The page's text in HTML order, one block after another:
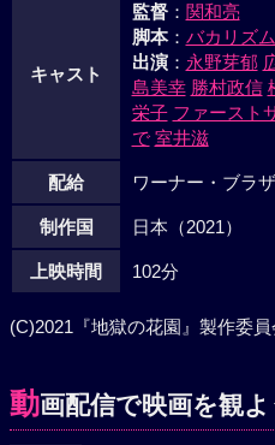
キャスト
監督： 関和亮
脚本： バカリズム
出演： 永野芽郁
島美幸 勝村政信
栄子 ファースト
で 室井滋
配給 ワーナー・ブラ
制作国 日本（2021）
上映時間 102分
(C)2021『地獄の花園』製作委員
動画配信で映画を観よ